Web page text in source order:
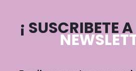
¡ SUSCRIBETE